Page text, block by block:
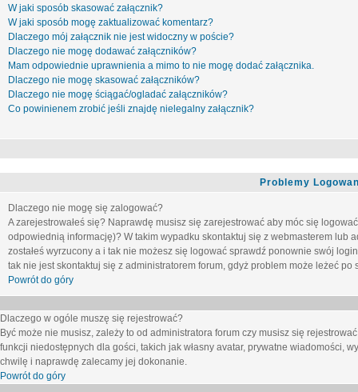
W jaki sposób skasować załącznik?
W jaki sposób mogę zaktualizować komentarz?
Dlaczego mój załącznik nie jest widoczny w poście?
Dlaczego nie mogę dodawać załączników?
Mam odpowiednie uprawnienia a mimo to nie mogę dodać załącznika.
Dlaczego nie mogę skasować załączników?
Dlaczego nie mogę ściągać/ogladać załączników?
Co powinienem zrobić jeśli znajdę nielegalny załącznik?
Problemy
Dlaczego nie mogę się zalogować?
A zarejestrowałeś się? Naprawdę musisz się zarejestrować aby móc się
odpowiednią informację)? W takim wypadku skontaktuj się z webmasterem lub
zostałeś wyrzucony a i tak nie możesz się logować sprawdź ponownie swój
tak nie jest skontaktuj się z administratorem forum, gdyż problem może leżeć po
Powrót do góry
Dlaczego w ogóle muszę się rejestrować?
Być może nie musisz, zależy to od administratora forum czy musisz się
funkcji niedostępnych dla gości, takich jak własny avatar, prywatne wiadomości,
chwilę i naprawdę zalecamy jej dokonanie.
Powrót do góry